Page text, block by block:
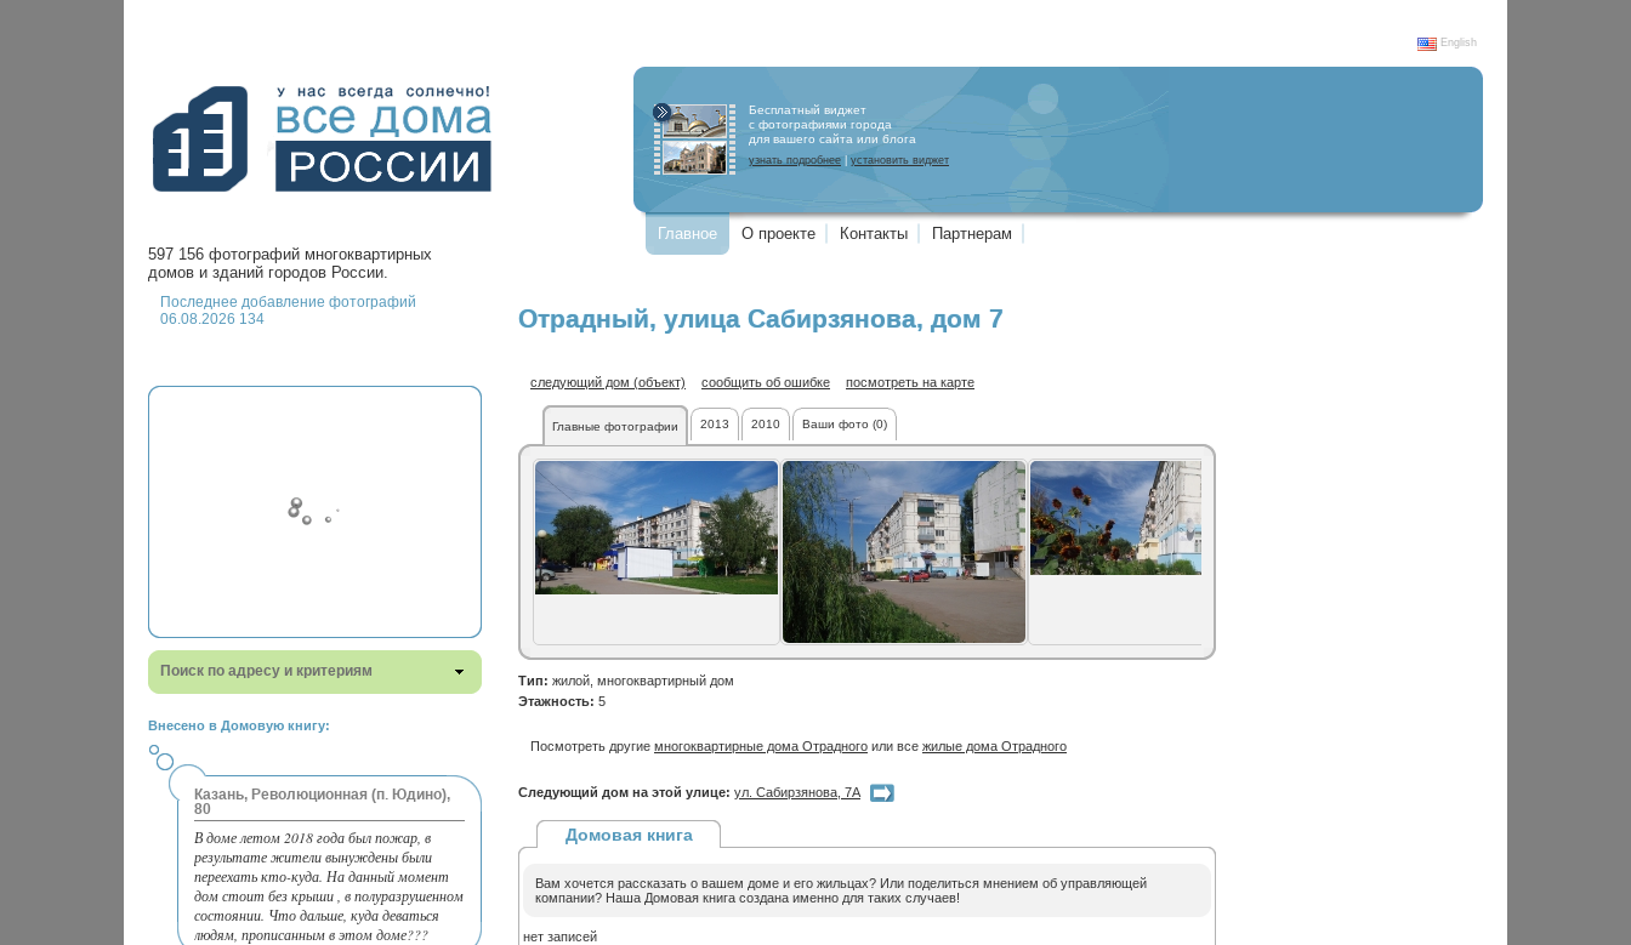
English
Бесплатный виджет
с фотографиями города
для вашего сайта или блога
узнать подробнее установить виджет
Главное О проекте Контакты
Партнерам
597 156 фотографий многоквартирных
домов и зданий городов России.
Последнее добавление фотографий
06.08.2026 134
Поиск по адресу и критериям
Внесено в Домовую книгу:
Казань, Революционная (п. Юдино),
80
В доме летом 2018 года был пожар, в
результате жители вынуждены были
переехать кто-куда. На данный момент
дом стоит без крыши , в полуразрушенном
состоянии. Что дальше, куда деваться
людям, прописанным в этом доме???
Отрадный, улица Сабирзянова, дом 7
следующий дом (объект) сообщить об ошибке посмотреть на карте
Главные фотографии 2013 2010 Ваши фото (0)
Тип: жилой, многоквартирный дом
Этажность: 5
Посмотреть другие многоквартирные дома Отрадного или все жилые дома Отрадного
Следующий дом на этой улице: ул. Сабирзянова, 7А
Домовая книга
Вам хочется рассказать о вашем доме и его жильцах? Или поделиться мнением об управляющей
компании? Наша Домовая книга создана именно для таких случаев!
нет записей